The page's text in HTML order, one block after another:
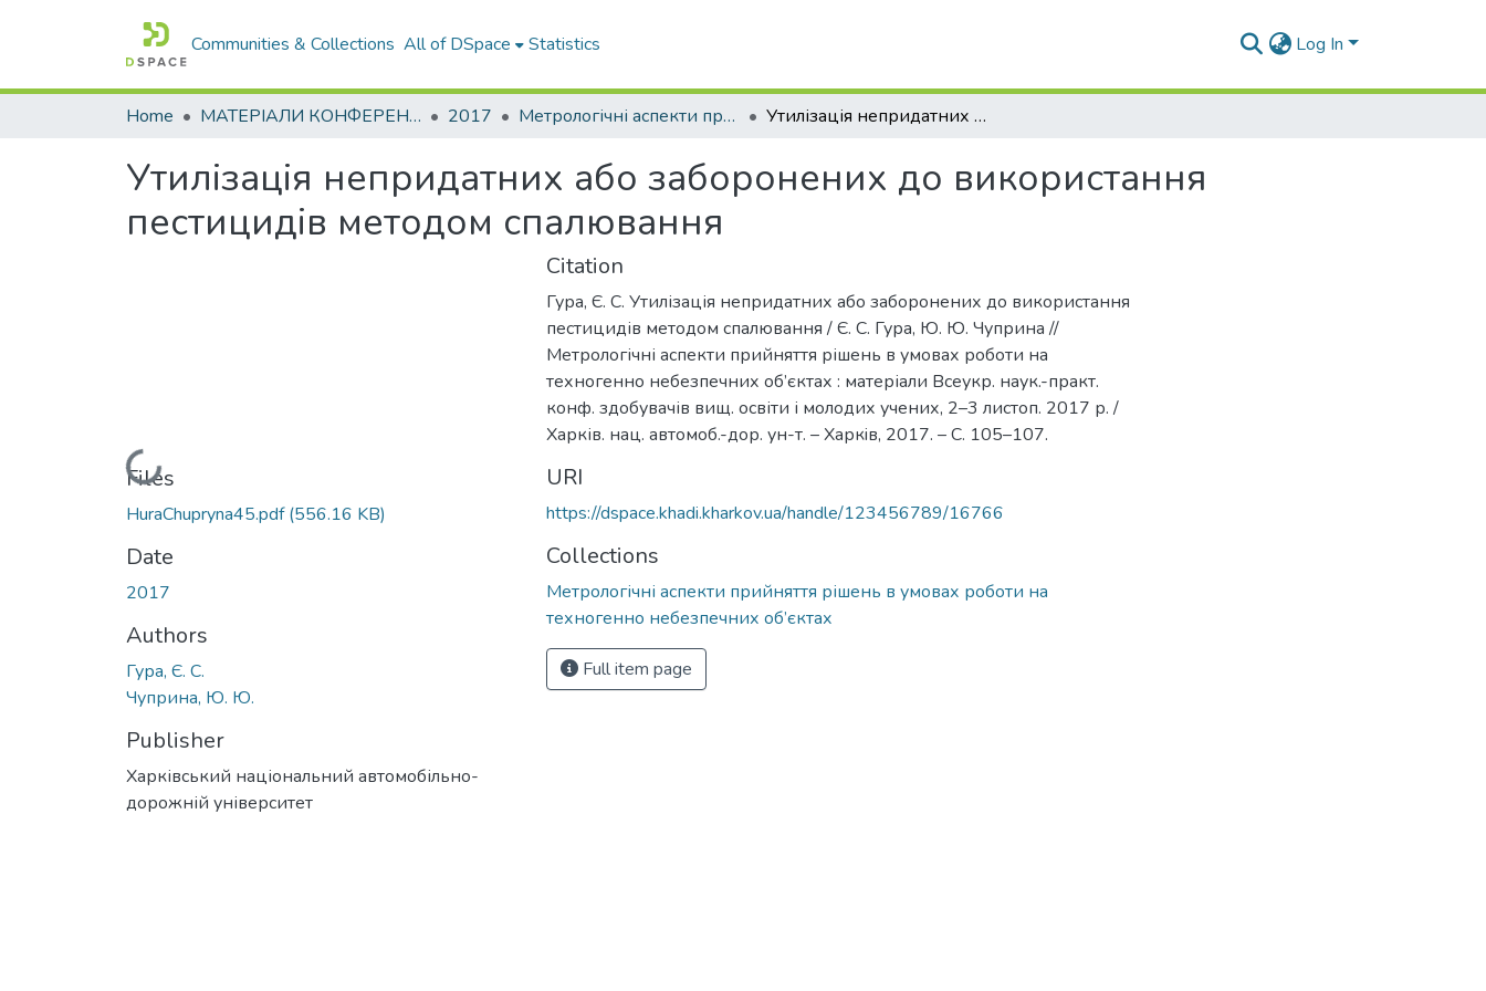
Communities & Collections All of DSpace Statistics Log In
Home МАТЕРІАЛИ КОНФЕРЕНЦІЙ 2017 Метрологічні аспекти прийняття рішень в умовах роботи на техногенно небезпечних об’єктах Утилізація непридатних або заборонених до використання пестицидів методом спалювання
Утилізація непридатних або заборонених до використання
пестицидів методом спалювання
Loading...
Files
HuraChupryna45.pdf(556.16 KB)
Date
2017
Authors
Гура, Є. С.
Чуприна, Ю. Ю.
Publisher
Харківський національний автомобільно-
дорожній університет
Citation
Гура, Є. С. Утилізація непридатних або заборонених до використання
пестицидів методом спалювання / Є. С. Гура, Ю. Ю. Чуприна //
Метрологічні аспекти прийняття рішень в умовах роботи на
техногенно небезпечних об’єктах : матеріали Всеукр. наук.-практ.
конф. здобувачів вищ. освіти і молодих учених, 2–3 листоп. 2017 р. /
Харків. нац. автомоб.-дор. ун-т. – Харкiв, 2017. – С. 105–107.
URI
https://dspace.khadi.kharkov.ua/handle/123456789/16766
Collections
Метрологічні аспекти прийняття рішень в умовах роботи на
техногенно небезпечних об’єктах
Full item page